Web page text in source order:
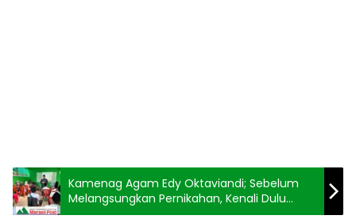
Kamenag Agam Edy Oktaviandi; Sebelum
Melangsungkan Pernikahan, Kenali Dulu
Aturan Agama dan Negara